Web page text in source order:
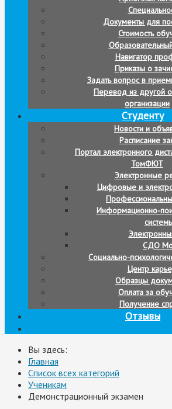
Документы для
Стоимость
Навигатор
Приказы о
Задать вопрос в
Перевод из другой
организации
Студенту
Новости и
Расписание
Портал электронного
ТомФЮТ
Электронные
Цифровые и
Информационно-
СДО
Социально-
Центр
Образцы
Оплата за
Получение
Отзывы
Вы здесь:
Главная
Список всех категорий
Ученикам
Демонстрационный экзамен